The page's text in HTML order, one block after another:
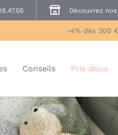
Découvrez
-4% dès 300
Conseils Prix doux